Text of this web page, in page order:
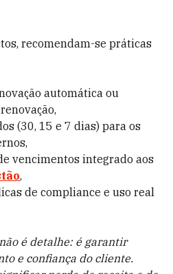
recomendam-se práticas
automática ou
(30, 15 e 7 dias) para os
vencimentos integrado aos
,
de compliance e uso real
é detalhe: é garantir
e confiança do cliente.